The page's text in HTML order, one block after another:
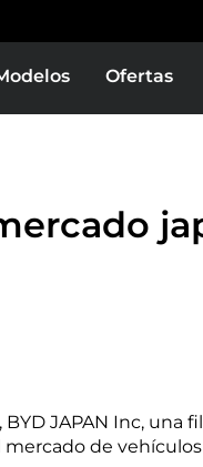
Ofertas
BYD JAPAN Inc,
de